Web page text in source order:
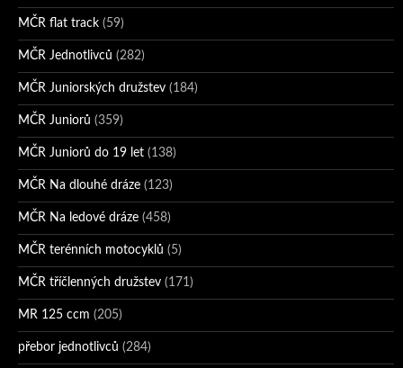
MČR flat track (59)
MČR Jednotlivců (282)
MČR Juniorských družstev (184)
MČR Juniorů (359)
MČR Juniorů do 19 let (138)
MČR Na dlouhé dráze (123)
MČR Na ledové dráze (458)
MČR terénních motocyklů (5)
MČR tříčlenných družstev (171)
MR 125 ccm (205)
přebor jednotlivců (284)